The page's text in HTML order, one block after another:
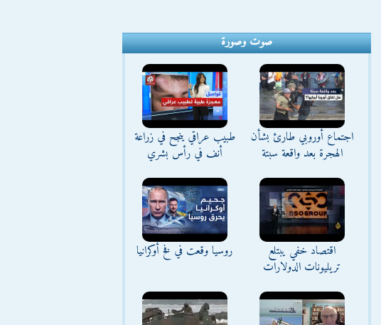
صوت وصورة
اجتماع أوروبي طارئ بشأن
الهجرة بعد واقعة سبتة
طبيب عراقي ينجح في زراعة
أنف في رأس بشري
اقتصاد خفي يبتلع
تريليونات الدولارات
روسيا وقعت في فخ أوكرانيا